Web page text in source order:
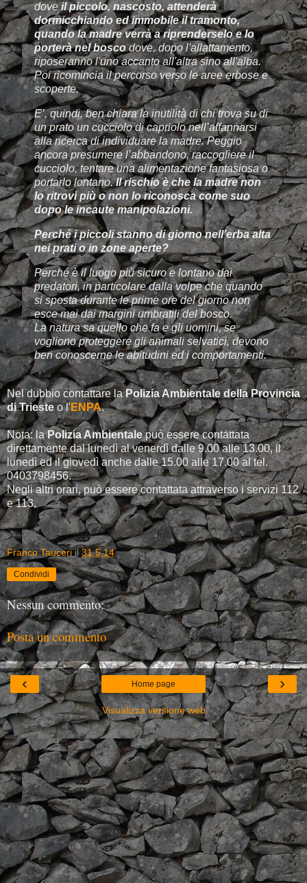
doveil piccolo, nascosto, attenderà
dormicchiando ed immobile il tramonto,
quando la madre verrà a riprenderselo e lo
porterà nel boscodove, dopo l'allattamento,
riposeranno l'uno accanto all'altra sino all'alba.
Poi ricomincia il percorso verso le aree erbose e
scoperte.
E’, quindi, ben chiara la inutilità di chi trova su di
un prato un cucciolo di capriolo nell’affannarsi
alla ricerca di individuare la madre. Peggio
ancora presumere l’abbandono, raccogliere il
cucciolo, tentare una alimentazione fantasiosa o
portarlo lontano.Il rischio è che la madre non
lo ritrovi più o non lo riconosca come suo
dopo le incaute manipolazioni.
Perché i piccoli stanno di giorno nell’erba alta
nei prati o in zone aperte?
Perché è il luogo più sicuro e lontano dai
predatori, in particolare dalla volpe che quando
si sposta durante le prime ore del giorno non
esce mai dai margini umbratili del bosco.
La natura sa quello che fa e gli uomini, se
vogliono proteggere gli animali selvatici, devono
ben conoscerne le abitudini ed i comportamenti.
Nel dubbio contattare laPolizia Ambientale della Provincia
di Triesteo l'ENPA.
Nota: laPolizia Ambientalepuò essere contattata
direttamente dal lunedì al venerdì dalle 9.00 alle 13.00, il
lunedì ed il giovedì anche dalle 15.00 alle 17.00 al tel.
0403798456.
Negli altri orari, può essere contattata attraverso i servizi 112
e 113.
Franco Tauceri il 31.5.14
Condividi
Nessun commento:
Posta un commento
‹ ›
Home page
Visualizza versione web